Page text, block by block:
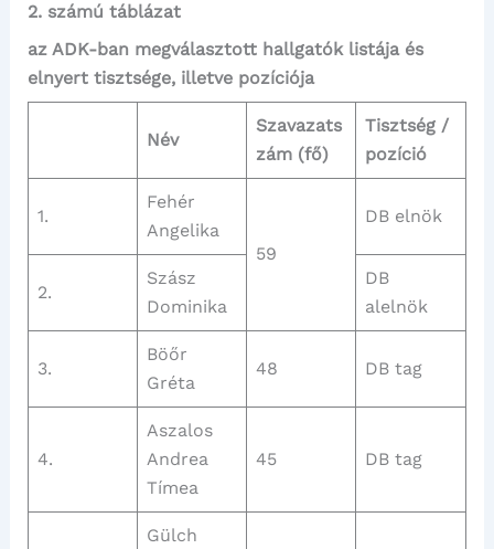
2. számú táblázat
az ADK-ban megválasztott hallgatók listája és
elnyert tisztsége, illetve pozíciója
Név
Szavazats
zám (fő)
Tisztség /
pozíció
1.
Fehér
Angelika
59
DB elnök
2.
Szász
Dominika
DB
alelnök
3.
Böőr
Gréta
48 DB tag
4.
Aszalos
Andrea
Tímea
45 DB tag
Gülch